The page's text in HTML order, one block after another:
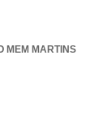
MEM MARTINS